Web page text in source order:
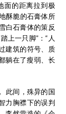
面的距离拉到极
酥脆的石膏体所
白石膏体的策反
上一只脚”：“人
建筑的符号、质
躺在了瘦弱、长
此间，殊异的国
力胸襟下的误判